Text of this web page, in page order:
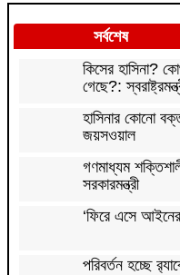
সর্বশেষ
কিসের হাসিনা?
গেছে?:
হাসিনার কোনো
জয়সওয়াল
গণমাধ্যম
সরকারমন্ত্রী
‘ফিরে এসে
পরিবর্তন হচ্ছে